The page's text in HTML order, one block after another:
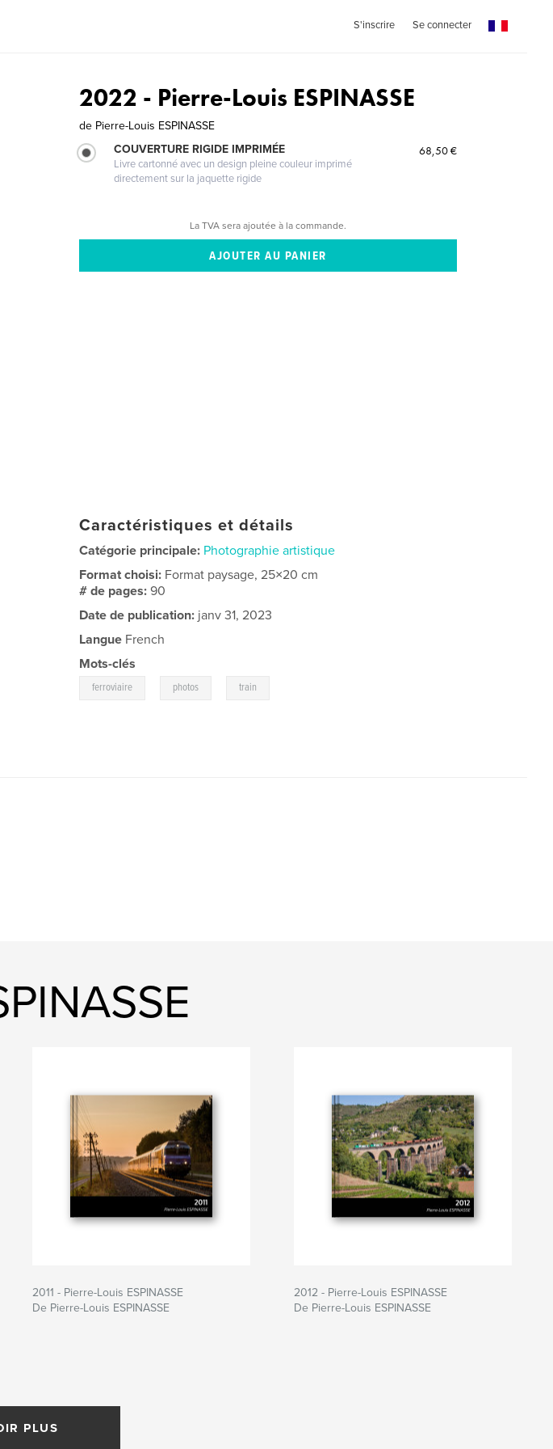
S'inscrire Se connecter
2022 - Pierre-Louis ESPINASSE
de Pierre-Louis ESPINASSE
COUVERTURE RIGIDE IMPRIMÉE
Livre cartonné avec un design pleine couleur imprimé
directement sur la jaquette rigide
68,50 €
La TVA sera ajoutée à la commande.
Caractéristiques et détails
Catégorie principale: Photographie artistique
Format choisi: Format paysage, 25×20 cm
# de pages:90
Date de publication: janv 31, 2023
Langue French
Mots-clés
ferroviaire photos train
2011 - Pierre-Louis ESPINASSE
De Pierre-Louis ESPINASSE
2012 - Pierre-Louis ESPINASSE
De Pierre-Louis ESPINASSE
PLUS